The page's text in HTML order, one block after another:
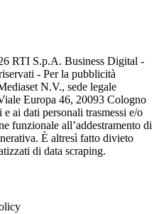
RTI S.p.A. Business Digital -
- Per la pubblicità
N.V., sede legale
Europa 46, 20093 Cologno
ai dati personali trasmessi e/o
funzionale all’addestramento di
È altresì fatto divieto
di data scraping.